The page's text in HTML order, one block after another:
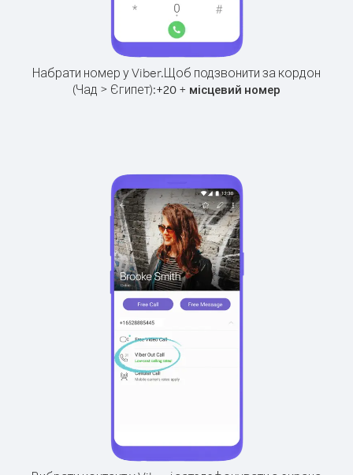
Набрати номер у Viber.Щоб подзвонити за кордон
(Чад > Єгипет):+20 + місцевий номер